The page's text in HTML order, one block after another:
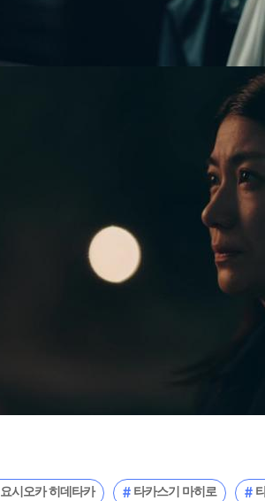
요시오카 히데타카 타카스기 마히로